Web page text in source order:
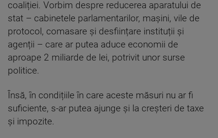
coaliției. Vorbim despre reducerea aparatului de
stat – cabinetele parlamentarilor, mașini, vile de
protocol, comasare și desființare instituții și
agenții – care ar putea aduce economii de
aproape 2 miliarde de lei, potrivit unor surse
politice.
Însă, în condițiile în care aceste măsuri nu ar fi
suficiente, s-ar putea ajunge și la creșteri de taxe
și impozite.